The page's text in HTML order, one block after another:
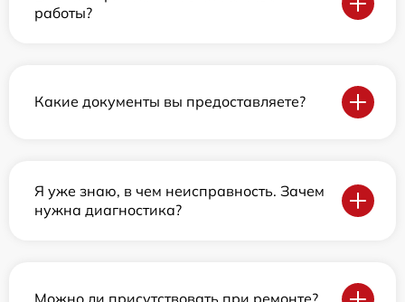
работы?
Какие документы вы предоставляете?
Я уже знаю, в чем неисправность. Зачем
нужна диагностика?
Можно ли присутствовать при ремонте?